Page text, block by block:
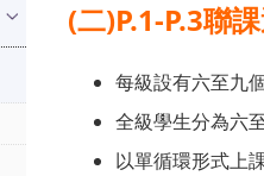
(二)P.1-P.3聯
每級設有六至九
全級學生分為六
以單循環形式上